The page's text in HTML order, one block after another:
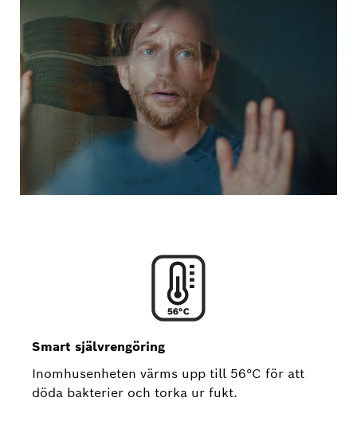
Smart självrengöring
Inomhusenheten värms upp till 56°C för att
döda bakterier och torka ur fukt.